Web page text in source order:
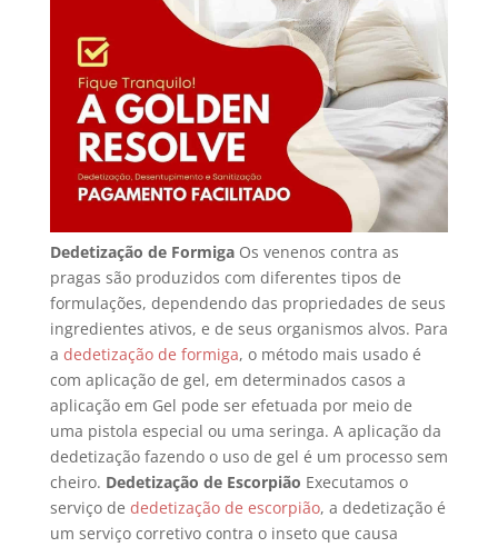
Dedetização de Formiga Os venenos contra as
pragas são produzidos com diferentes tipos de
formulações, dependendo das propriedades de seus
ingredientes ativos, e de seus organismos alvos. Para
a dedetização de formiga, o método mais usado é
com aplicação de gel, em determinados casos a
aplicação em Gel pode ser efetuada por meio de
uma pistola especial ou uma seringa. A aplicação da
dedetização fazendo o uso de gel é um processo sem
cheiro. Dedetização de Escorpião Executamos o
serviço de dedetização de escorpião, a dedetização é
um serviço corretivo contra o inseto que causa